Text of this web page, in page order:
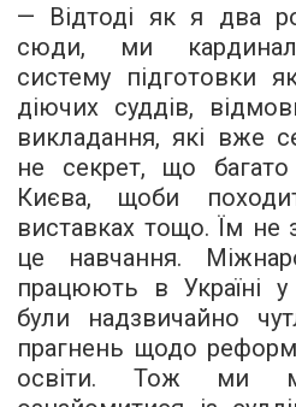
— Відтоді як я два
сюди, ми
систему підготовки
діючих суддів,
викладання, які вже
не секрет, що
Києва, щоби
виставках тощо. Їм не
це навчання.
працюють в Україні у
були надзвичайно
прагнень щодо
освіти. Тож ми